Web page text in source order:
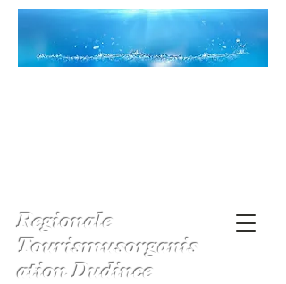
Regionale
Tourismusorganis
ation Dudince